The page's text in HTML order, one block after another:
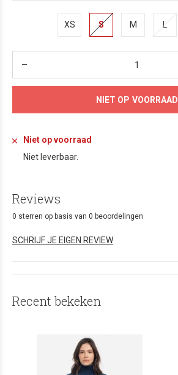
XS S M L
NIET OP VOORRAAD
Niet op voorraad
Niet leverbaar.
Reviews
0 sterren op basis van 0 beoordelingen
SCHRIJF JE EIGEN REVIEW
Recent bekeken